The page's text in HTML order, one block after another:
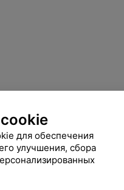
для обеспечения
улучшения, сбора